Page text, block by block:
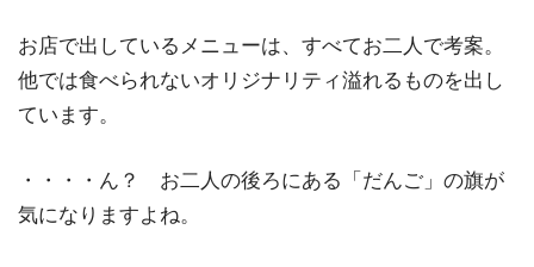
お店で出しているメニューは、すべてお二人で考案。
他では食べられないオリジナリティ溢れるものを出し
ています。
・・・・ん？ お二人の後ろにある「だんご」の旗が
気になりますよね。